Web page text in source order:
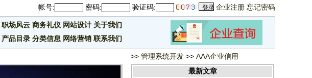
帐号: 密码: 验证码: 企业注册 忘记密码
职场风云 商务礼仪 网站设计 关于我们
产品目录 分类信息 网络营销 联系我们
>> 管理系统开发 >> AAA企业信用
最新文章